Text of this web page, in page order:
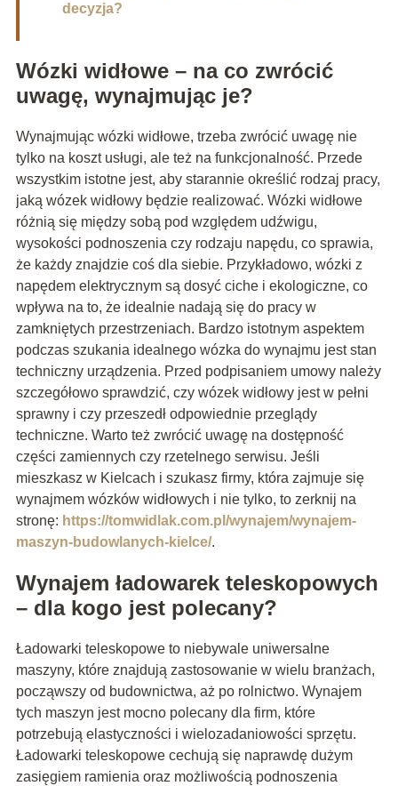
decyzja?
Wózki widłowe – na co zwrócić
uwagę, wynajmując je?
Wynajmując wózki widłowe, trzeba zwrócić uwagę nie
tylko na koszt usługi, ale też na funkcjonalność. Przede
wszystkim istotne jest, aby starannie określić rodzaj pracy,
jaką wózek widłowy będzie realizować. Wózki widłowe
różnią się między sobą pod względem udźwigu,
wysokości podnoszenia czy rodzaju napędu, co sprawia,
że każdy znajdzie coś dla siebie. Przykładowo, wózki z
napędem elektrycznym są dosyć ciche i ekologiczne, co
wpływa na to, że idealnie nadają się do pracy w
zamkniętych przestrzeniach. Bardzo istotnym aspektem
podczas szukania idealnego wózka do wynajmu jest stan
techniczny urządzenia. Przed podpisaniem umowy należy
szczegółowo sprawdzić, czy wózek widłowy jest w pełni
sprawny i czy przeszedł odpowiednie przeglądy
techniczne. Warto też zwrócić uwagę na dostępność
części zamiennych czy rzetelnego serwisu. Jeśli
mieszkasz w Kielcach i szukasz firmy, która zajmuje się
wynajmem wózków widłowych i nie tylko, to zerknij na
stronę: https://tomwidlak.com.pl/wynajem/wynajem-
maszyn-budowlanych-kielce/.
Wynajem ładowarek teleskopowych
– dla kogo jest polecany?
Ładowarki teleskopowe to niebywale uniwersalne
maszyny, które znajdują zastosowanie w wielu branżach,
począwszy od budownictwa, aż po rolnictwo. Wynajem
tych maszyn jest mocno polecany dla firm, które
potrzebują elastyczności i wielozadaniowości sprzętu.
Ładowarki teleskopowe cechują się naprawdę dużym
zasięgiem ramienia oraz możliwością podnoszenia